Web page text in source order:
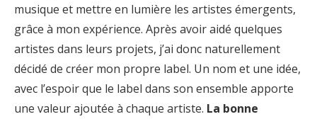
musique et mettre en lumière les artistes émergents,
grâce à mon expérience. Après avoir aidé quelques
artistes dans leurs projets, j’ai donc naturellement
décidé de créer mon propre label. Un nom et une idée,
avec l’espoir que le label dans son ensemble apporte
une valeur ajoutée à chaque artiste. La bonne